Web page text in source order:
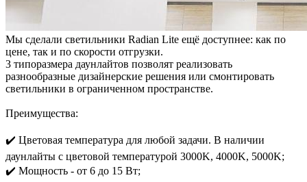
Мы сделали светильники Radian Lite ещё доступнее: как по
цене, так и по скорости отгрузки.
3 типоразмера даунлайтов позволят реализовать
разнообразные дизайнерские решения или смонтировать
светильники в ограниченном пространстве.
Преимущества:
✔️ Цветовая температура для любой задачи. В наличии
даунлайты с цветовой температурой 3000K, 4000K, 5000K;
✔️ Мощность - от 6 до 15 Вт;